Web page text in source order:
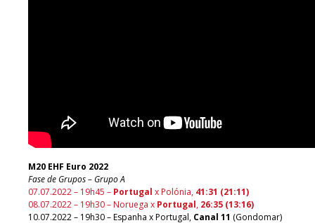
M20 EHF Euro 2022
Fase de Grupos – Grupo A
07.07.2022 – 19h45 – Portugal x Polónia, 41:31 (21:11)
08.07.2022 – 19h30 – Noruega x Portugal, 26:35 (13:16)
10.07.2022 – 19h30 – Espanha x Portugal, Canal 11 (Gondomar)